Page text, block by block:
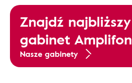
Znajdź najbliższy
gabinet Amplifon
Nasze gabinety